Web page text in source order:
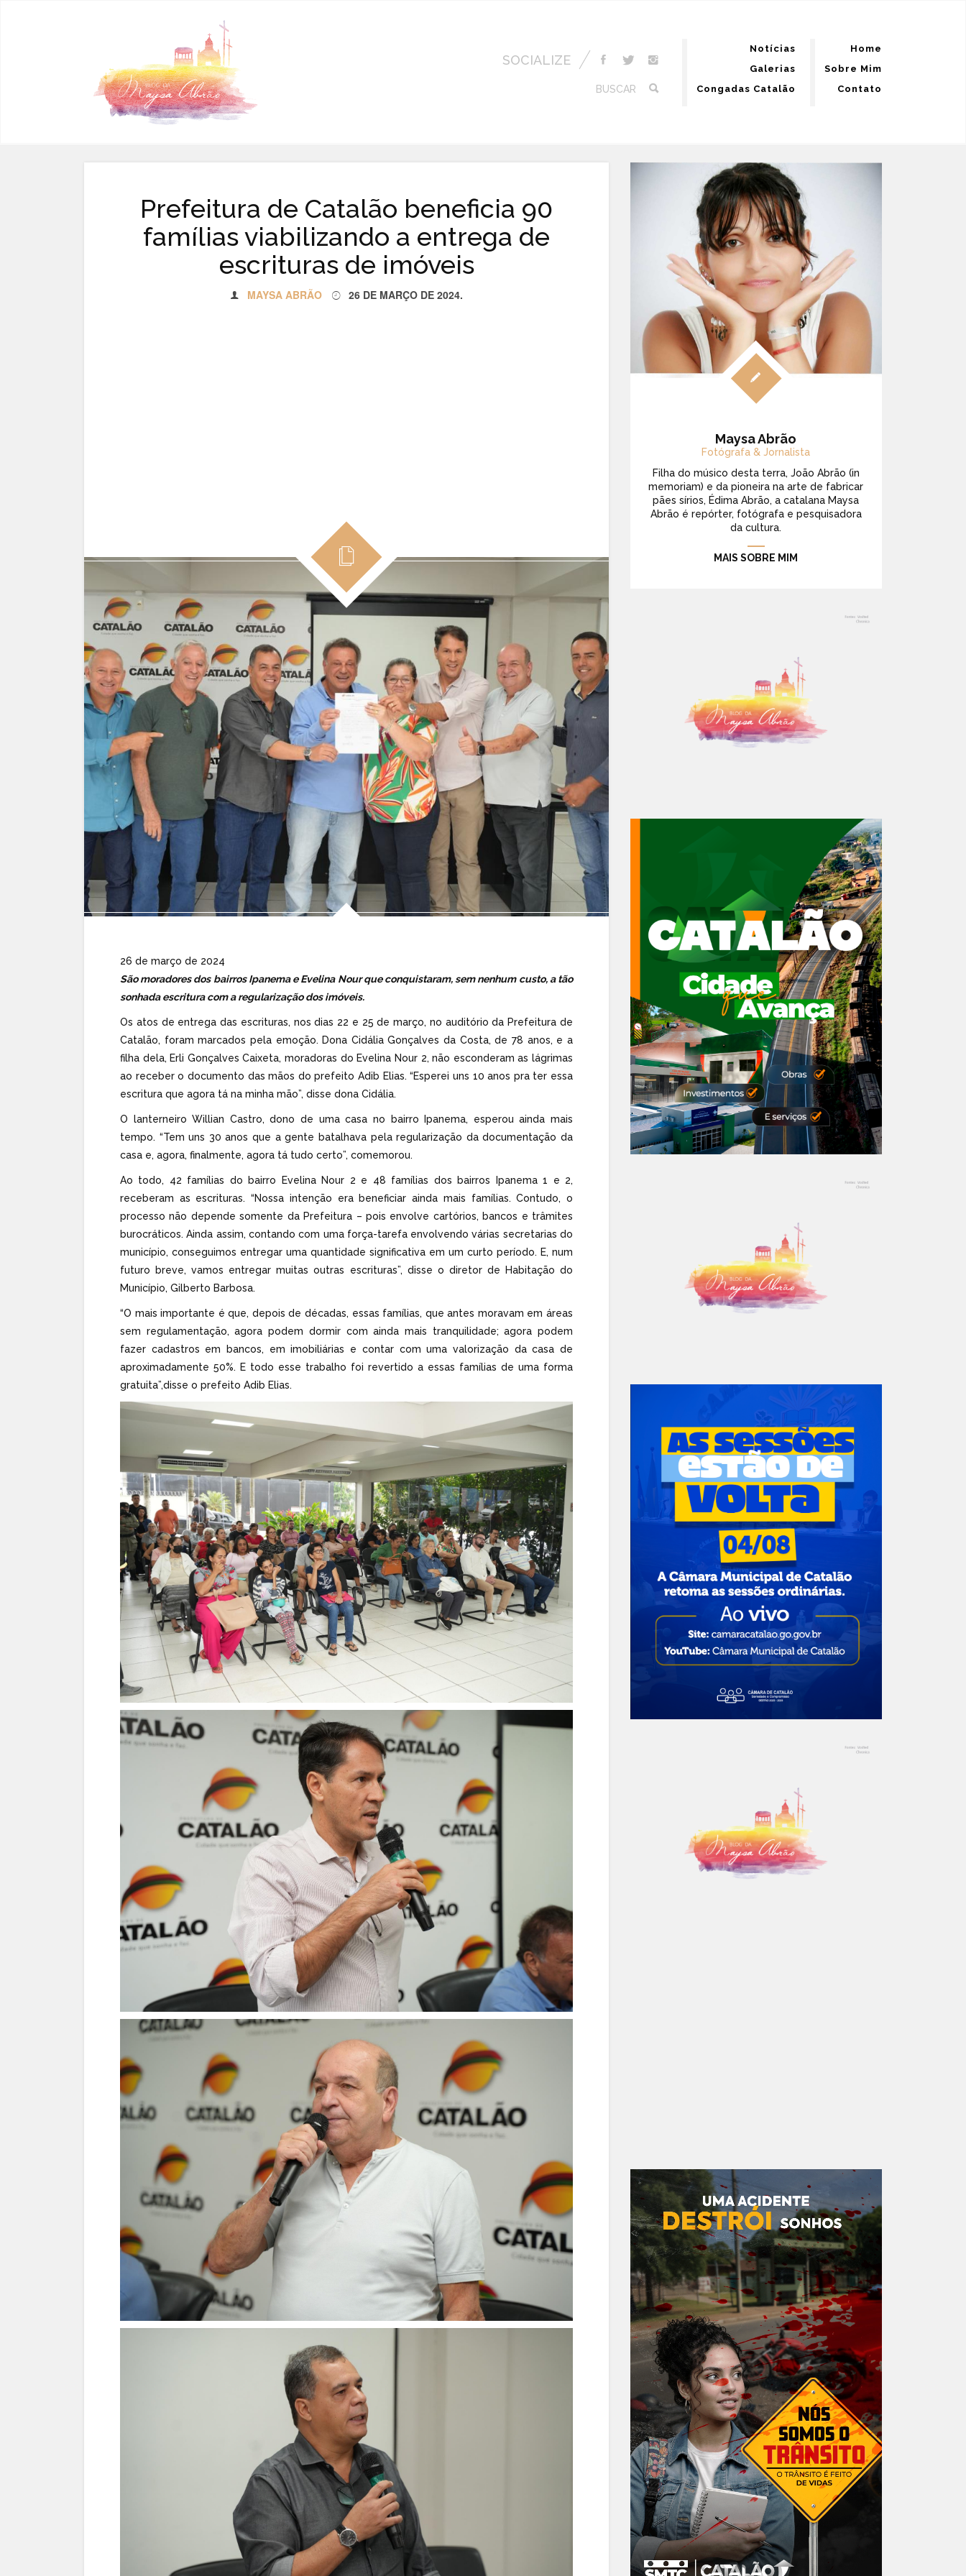
SOCIALIZE
BUSCAR
Notícias
Galerias
Congadas Catalão
Home
Sobre Mim
Contato
Prefeitura de Catalão beneficia 90
famílias viabilizando a entrega de
escrituras de imóveis
MAYSA ABRÃO 26 DE MARÇO DE 2024.
26 de março de 2024
São moradores dos bairros Ipanema e Evelina Nour que conquistaram, sem nenhum custo, a tão
sonhada escritura com a regularização dos imóveis.
Os atos de entrega das escrituras, nos dias 22 e 25 de março, no auditório da Prefeitura de
Catalão, foram marcados pela emoção. Dona Cidália Gonçalves da Costa, de 78 anos, e a
filha dela, Erli Gonçalves Caixeta, moradoras do Evelina Nour 2, não esconderam as lágrimas
ao receber o documento das mãos do prefeito Adib Elias. “Esperei uns 10 anos pra ter essa
escritura que agora tá na minha mão”, disse dona Cidália.
O lanterneiro Willian Castro, dono de uma casa no bairro Ipanema, esperou ainda mais
tempo. “Tem uns 30 anos que a gente batalhava pela regularização da documentação da
casa e, agora, finalmente, agora tá tudo certo”, comemorou.
Ao todo, 42 famílias do bairro Evelina Nour 2 e 48 famílias dos bairros Ipanema 1 e 2,
receberam as escrituras. “Nossa intenção era beneficiar ainda mais famílias. Contudo, o
processo não depende somente da Prefeitura – pois envolve cartórios, bancos e trâmites
burocráticos. Ainda assim, contando com uma força-tarefa envolvendo várias secretarias do
município, conseguimos entregar uma quantidade significativa em um curto período. E, num
futuro breve, vamos entregar muitas outras escrituras”, disse o diretor de Habitação do
Município, Gilberto Barbosa.
“O mais importante é que, depois de décadas, essas famílias, que antes moravam em áreas
sem regulamentação, agora podem dormir com ainda mais tranquilidade; agora podem
fazer cadastros em bancos, em imobiliárias e contar com uma valorização da casa de
aproximadamente 50%. E todo esse trabalho foi revertido a essas famílias de uma forma
gratuita”,disse o prefeito Adib Elias.
Maysa Abrão
Fotógrafa & Jornalista
Filha do músico desta terra, João Abrão (in
memoriam) e da pioneira na arte de fabricar
pães sírios, Édima Abrão, a catalana Maysa
Abrão é repórter, fotógrafa e pesquisadora
da cultura.
MAIS SOBRE MIM